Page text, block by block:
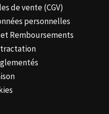
de vente (CGV)
personnelles
Remboursements